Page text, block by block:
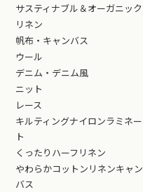
サスティナブル＆オーガニック
リネン
帆布・キャンバス
ウール
デニム・デニム風
ニット
レース
キルティングナイロンラミネー
ト
くったりハーフリネン
やわらかコットンリネンキャン
バス